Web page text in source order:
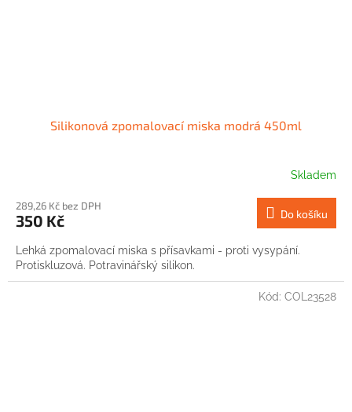
Silikonová zpomalovací miska modrá 450ml
Skladem
289,26 Kč bez DPH
350 Kč Do košíku
Lehká zpomalovací miska s přísavkami - proti vysypání.
Protiskluzová. Potravinářský silikon.
Kód: COL23528